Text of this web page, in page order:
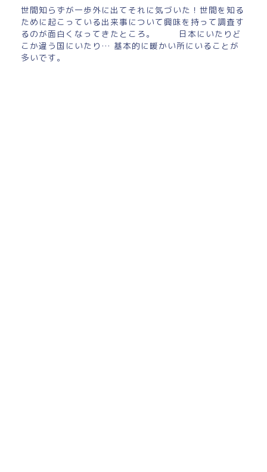
世間知らずが一歩外に出てそれに気づいた！世間を知る
ために起こっている出来事について興味を持って調査す
るのが面白くなってきたところ。 日本にいたりど
こか違う国にいたり… 基本的に暖かい所にいることが
多いです。